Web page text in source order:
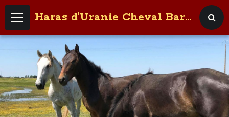
Haras d'Uranie Cheval Barbe
les étalons
les juments